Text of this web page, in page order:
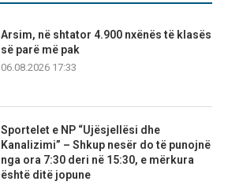
Arsim, në shtator 4.900 nxënës të klasës
së parë më pak
06.08.2026 17:33
Sportelet e NP “Ujësjellësi dhe
Kanalizimi” – Shkup nesër do të punojnë
nga ora 7:30 deri në 15:30, e mërkura
është ditë jopune